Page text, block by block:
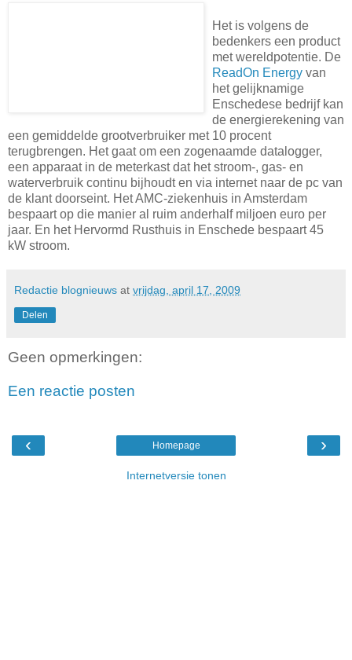
Het is volgens de
bedenkers een product
met wereldpotentie. De
ReadOn Energy van
het gelijknamige
Enschedese bedrijf kan
de energierekening van
een gemiddelde grootverbruiker met 10 procent
terugbrengen. Het gaat om een zogenaamde datalogger,
een apparaat in de meterkast dat het stroom-, gas- en
waterverbruik continu bijhoudt en via internet naar de pc van
de klant doorseint. Het AMC-ziekenhuis in Amsterdam
bespaart op die manier al ruim anderhalf miljoen euro per
jaar. En het Hervormd Rusthuis in Enschede bespaart 45
kW stroom.
Redactie blognieuws at vrijdag, april 17, 2009
Delen
Geen opmerkingen:
Een reactie posten
‹ ›
Homepage
Internetversie tonen